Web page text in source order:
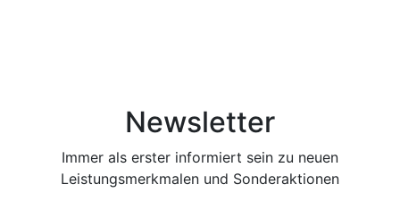
Newsletter
Immer als erster informiert sein zu neuen
Leistungsmerkmalen und Sonderaktionen